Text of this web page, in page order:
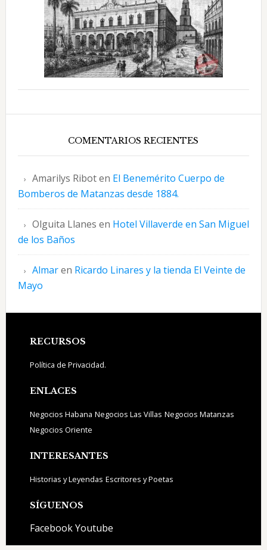
COMENTARIOS RECIENTES
Amarilys Riboten El Benemérito Cuerpo de
Bomberos de Matanzas desde 1884.
Olguita Llanes en Hotel Villaverde en San Miguel
de los Baños
Almaren Ricardo Linares y la tienda El Veinte de
Mayo
Footer
RECURSOS
Política de Privacidad.
ENLACES
Negocios Habana Negocios Las Villas Negocios Matanzas
Negocios Oriente
INTERESANTES
Historias y Leyendas Escritores y Poetas
SÍGUENOS
FacebookYoutube